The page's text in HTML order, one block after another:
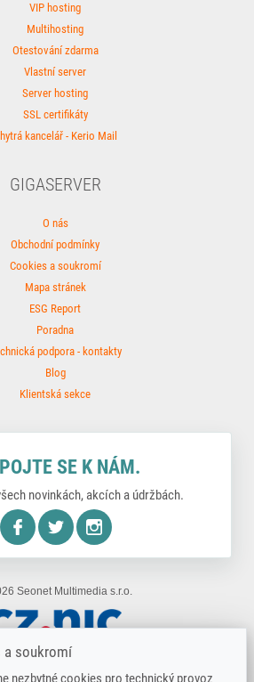
a soukromí
nezbytné cookies pro technický provoz
VIP hosting
Multihosting
Otestování zdarma
Vlastní server
Server hosting
SSL certifikáty
kancelář - Kerio Mail
GIGASERVER
O nás
Obchodní podmínky
Cookies a soukromí
Mapa stránek
ESG Report
Poradna
podpora - kontakty
Blog
Klientská sekce
SE K NÁM.
novinkách, akcích a údržbách.
Seonet Multimedia s.r.o.